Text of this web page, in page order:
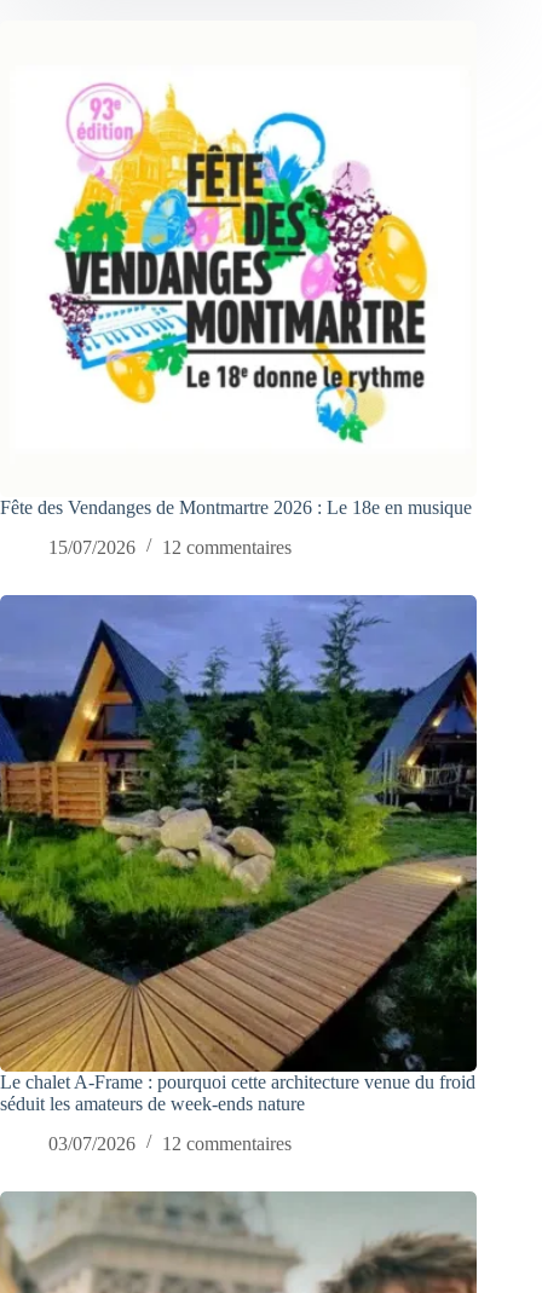
Fête des Vendanges de Montmartre 2026 : Le 18e en musique
15/07/2026
12 commentaires
Le chalet A-Frame : pourquoi cette architecture venue du froid
séduit les amateurs de week-ends nature
03/07/2026
12 commentaires